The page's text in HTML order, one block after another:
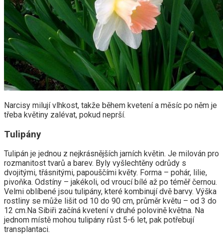
Narcisy milují vlhkost, takže během kvetení a měsíc po něm je
třeba květiny zalévat, pokud neprší.
Tulipány
Tulipán je jednou z nejkrásnějších jarních květin. Je milován pro
rozmanitost tvarů a barev. Byly vyšlechtěny odrůdy s
dvojitými, třásnitými, papouščími květy. Forma – pohár, lilie,
pivoňka. Odstíny – jakékoli, od vroucí bílé až po téměř černou.
Velmi oblíbené jsou tulipány, které kombinují dvě barvy. Výška
rostliny se může lišit od 10 do 90 cm, průměr květu – od 3 do
12 cm.Na Sibiři začíná kvetení v druhé polovině května. Na
jednom místě mohou tulipány růst 5-6 let, pak potřebují
transplantaci.